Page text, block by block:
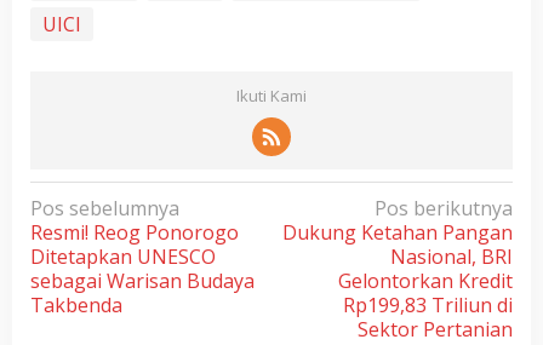
UICI
Ikuti Kami
N
a
v
i
Pos sebelumnya
Resmi! Reog Ponorogo
Ditetapkan UNESCO
sebagai Warisan Budaya
Takbenda
Pos berikutnya
Dukung Ketahan Pangan
Nasional, BRI
Gelontorkan Kredit
Rp199,83 Triliun di
Sektor Pertanian